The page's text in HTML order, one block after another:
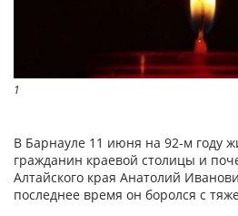
1
В Барнауле 11 июня на 92-м году
гражданин краевой столицы и
Алтайского края Анатолий
последнее время он боролся с